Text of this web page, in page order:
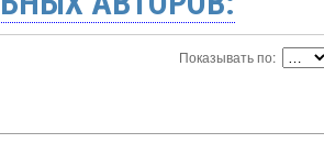
Показывать по: